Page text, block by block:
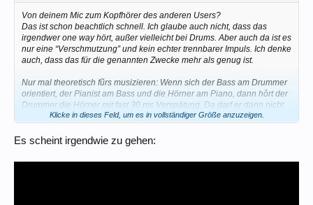
Von deinem Mic zum Kopfhörer des anderen Users?
Das ist schon beachtlich schnell. Ich glaube auch nicht, dass das
irgendwer one way hört, außer vielleicht bei Drums. Aber auch da ist es
nur eine “Verschmutzung” und kein echter trennbarer Impuls. Ich denke
auch, dass das für die genannten Zwecke mehr als genug ist.
Nur mal theoretisch fũrs musizieren: Wenn sich der Bass am Drummer
orientiert, der Pianist am Bass und die Hörner am Piano, dann hôrt der
Drummer die Hörner mit fast 30 ms Verspätung. Da darf er dann nicht
korrigieren…Klicke in dieses Feld, um es in vollständiger Größe anzuzeigen.
Es scheint irgendwie zu gehen: